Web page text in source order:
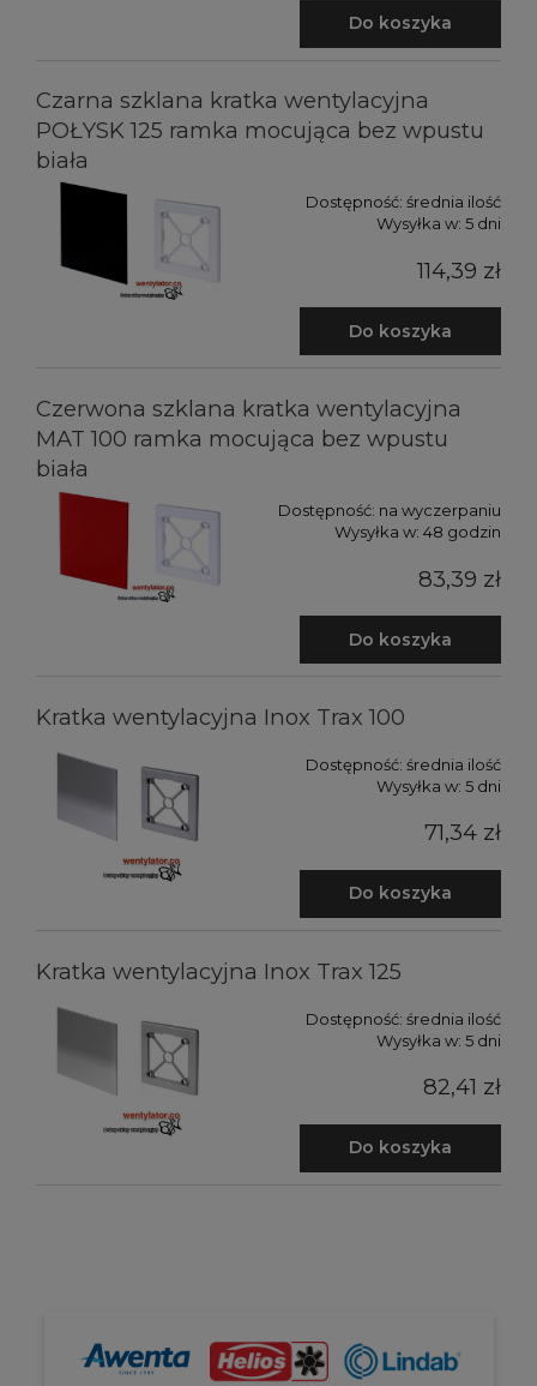
Do koszyka
Czarna szklana kratka wentylacyjna
POŁYSK 125 ramka mocująca bez wpustu
biała
Dostępność: średnia ilość
Wysyłka w: 5 dni
114,39 zł
Do koszyka
Czerwona szklana kratka wentylacyjna
MAT 100 ramka mocująca bez wpustu
biała
Dostępność: na wyczerpaniu
Wysyłka w: 48 godzin
83,39 zł
Do koszyka
Kratka wentylacyjna Inox Trax 100
Dostępność: średnia ilość
Wysyłka w: 5 dni
71,34 zł
Do koszyka
Kratka wentylacyjna Inox Trax 125
Dostępność: średnia ilość
Wysyłka w: 5 dni
82,41 zł
Do koszyka